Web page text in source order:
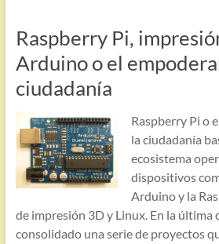
Raspberry Pi,
Arduino o el
ciudadanía
Raspberry Pi o
la ciudadanía
ecosistema
dispositivos
Arduino y la
de impresión 3D y Linux. En la última
consolidado una serie de proyectos